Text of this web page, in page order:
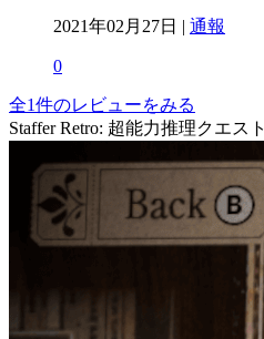
2021年02月27日 | 通報
0
全1件のレビューをみる
Staffer Retro: 超能力推理クエスト